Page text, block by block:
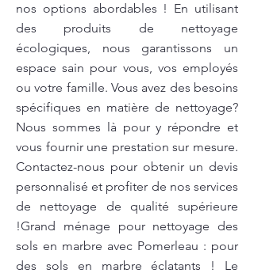
nos options abordables ! En utilisant
des produits de nettoyage
écologiques, nous garantissons un
espace sain pour vous, vos employés
ou votre famille. Vous avez des besoins
spécifiques en matière de nettoyage?
Nous sommes là pour y répondre et
vous fournir une prestation sur mesure.
Contactez-nous pour obtenir un devis
personnalisé et profiter de nos services
de nettoyage de qualité supérieure
!Grand ménage pour nettoyage des
sols en marbre avec Pomerleau : pour
des sols en marbre éclatants ! Le